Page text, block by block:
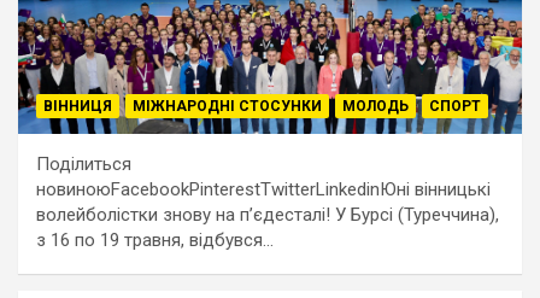
ВІННИЦЯ МІЖНАРОДНІ СТОСУНКИ МОЛОДЬ СПОРТ
Поділиться
новиноюFacebookPinterestTwitterLinkedinЮні вінницькі
волейболістки знову на п’єдесталі! У Бурсі (Туреччина),
з 16 по 19 травня, відбувся…